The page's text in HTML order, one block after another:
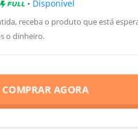
• Disponível
, receba o produto que está
o dinheiro.
COMPRAR AGORA